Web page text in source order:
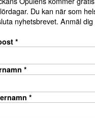
Du kan när som
nyhetsbrevet. Anmäl dig
*
*
*